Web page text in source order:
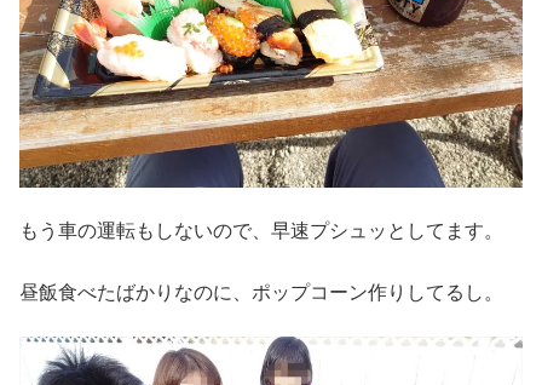
もう車の運転もしないので、早速プシュッとしてます。
昼飯食べたばかりなのに、ポップコーン作りしてるし。